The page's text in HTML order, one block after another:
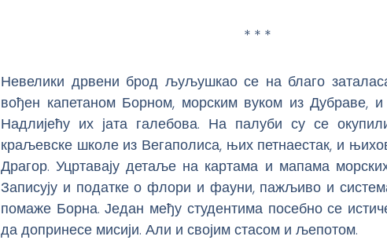
* * *
Невелики дрвени брод љуљушкао се на благо
вођен капетаном Борном, морским вуком из Дубраве,
Надлијећу их јата галебова. На палуби су се
краљевске школе из Вегаполиса, њих петнаестак, и
Драгор. Уцртавају детаље на картама и мапама морских
Записују и податке о флори и фауни, пажљиво и
помаже Борна. Један међу студентима посебно се
да допринесе мисији. Али и својим стасом и љепотом.